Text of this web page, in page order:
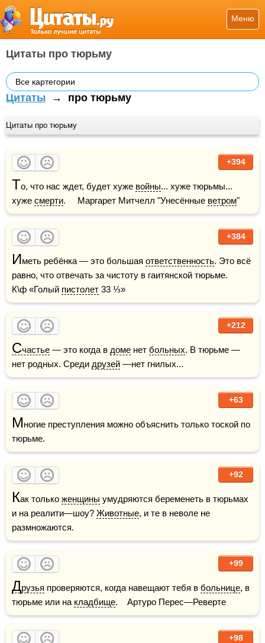
Меню
Цитаты про тюрьму
Все картегории
Цитаты → про тюрьму
Цитаты про тюрьму
+394
То, что нас ждет, будет хуже войны... хуже тюрьмы...
хуже смерти.     Маргарет Митчелл "Унесённые ветром"
+384
Иметь ребёнка — это большая ответственность. Это всё
равно, что отвечать за чистоту в гаитянской тюрьме.
К\ф «Голый пистолет 33 ⅓»
+212
Счастье — это когда в доме нет больных. В тюрьме —
нет родных. Среди друзей —нет гнилых...
+63
Многие преступления можно объяснить только тоской по
тюрьме.
+92
Как только женщины умудряются беременеть в тюрьмах
и на реалити—шоу? Животные, и те в неволе не
размножаются.
+99
Друзья проверяются, когда навещают тебя в больнице, в
тюрьме или на кладбище.    Артуро Перес—Реверте
+98